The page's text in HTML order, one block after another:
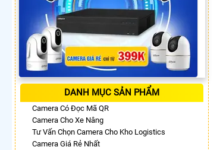
DANH MỤC SẢN PHẨM
Camera Có Đọc Mã QR
Camera Cho Xe Nâng
Tư Vấn Chọn Camera Cho Kho Logistics
Camera Giá Rẻ Nhất